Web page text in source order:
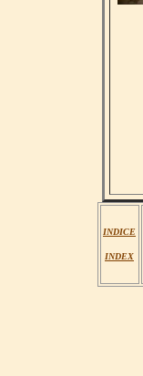
INDICE
INDEX